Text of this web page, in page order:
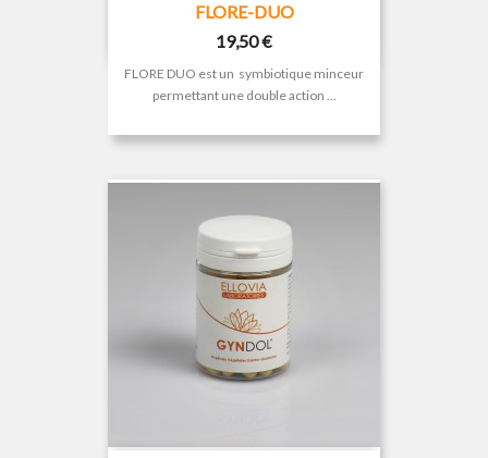
FLORE-DUO
Prix
19,50 €
FLORE DUO est un symbiotique minceur
permettant une double action ...